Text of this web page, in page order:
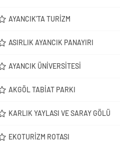
AYANCIK’TA TURIZM
ASIRLIK AYANCIK PANAYIRI
AYANCIK ÜNIVERSITESI
AKGÖL TABIAT PARKI
KARLIK YAYLASI VE SARAY GÖLÜ
EKOTURIZM ROTASI